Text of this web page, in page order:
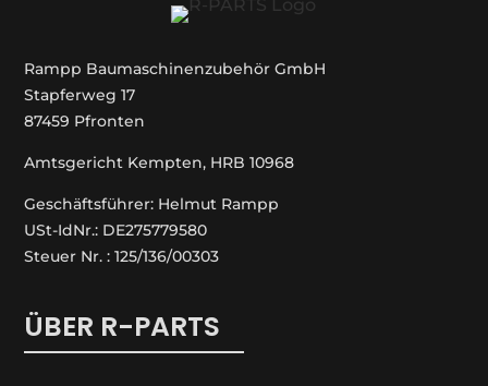
Rampp Baumaschinenzubehör GmbH
Stapferweg 17
87459 Pfronten
Amtsgericht Kempten, HRB 10968
Geschäftsführer: Helmut Rampp
USt-IdNr.: DE275779580
Steuer Nr. : 125/136/00303
ÜBER R-PARTS